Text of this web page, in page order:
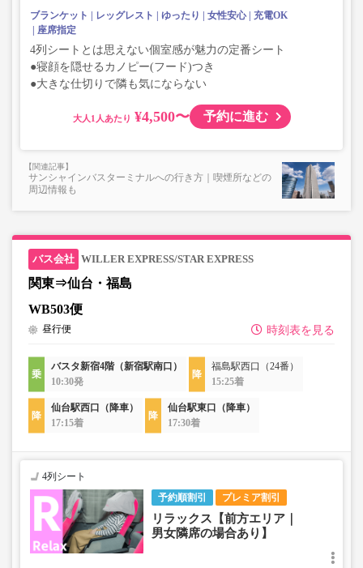
ブランケット レッグレスト ゆったり 女性安心
充電OK
座席指定
4列シートとは思えない個室感が魅力の定番シート
●寝顔を隠せるカノピー(フード)つき
●大きな仕切りで隣も気にならない
大人 ¥4,500〜 予約に進む
サンシャインバスターミナルへの行き方｜喫煙所などの
周辺情報も
WILLER EXPRESS/STAR EXPRESS
関東⇒仙台・福島
WB503便
時刻表を見る
昼行便
バスタ新宿4階（新宿駅南口）
10:30発
福島駅西口（24番）
15:25着
仙台駅西口（降車）
17:15着
仙台駅東口（降車）
17:30着
予約順割引 プレミア割引
4列シート
リラックス【前方エリア｜
男女隣席の場合あり】